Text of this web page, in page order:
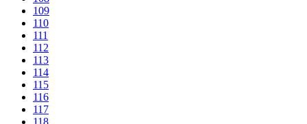
109
110
111
112
113
114
115
116
117
118